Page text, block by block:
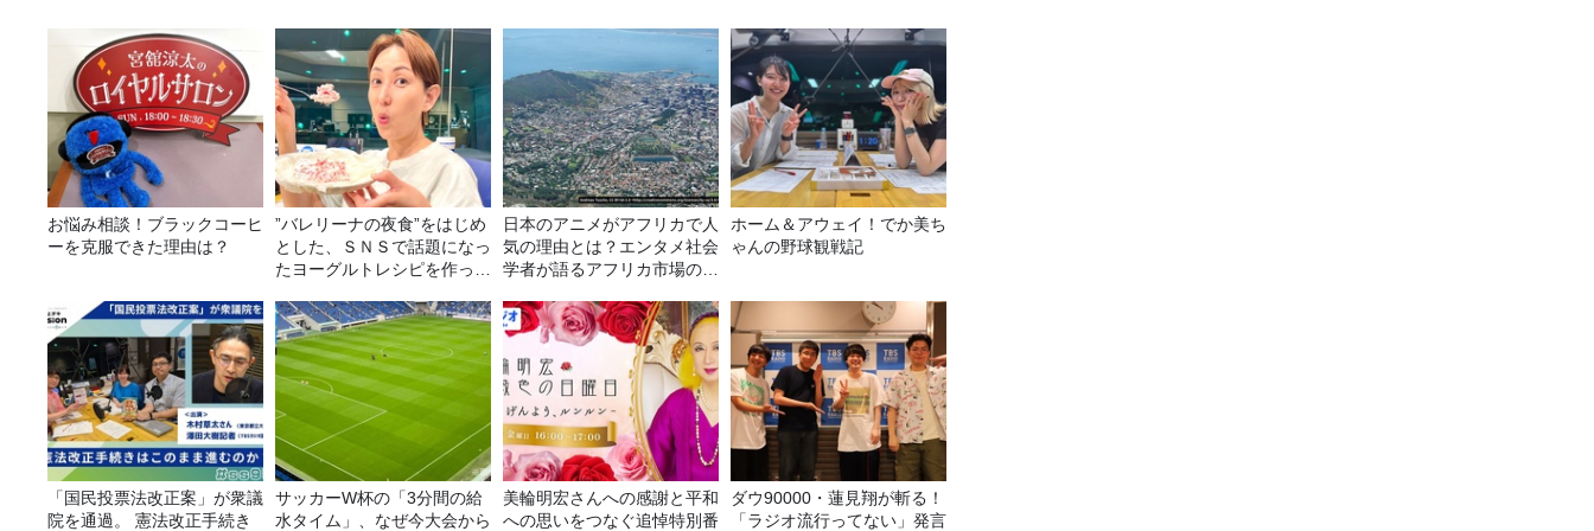
お悩み相談！ブラックコーヒ
ーを克服できた理由は？
”バレリーナの夜食”をはじめ
とした、ＳＮＳで話題になっ
たヨーグルトレシピを作って
日本のアニメがアフリカで人
気の理由とは？エンタメ社会
学者が語るアフリカ市場のリ
ホーム＆アウェイ！でか美ち
ゃんの野球観戦記
「国民投票法改正案」が衆議
院を通過。 憲法改正手続き
サッカーW杯の「3分間の給
水タイム」、なぜ今大会から
美輪明宏さんへの感謝と平和
への思いをつなぐ追悼特別番
ダウ90000・蓮見翔が斬る！
「ラジオ流行ってない」発言